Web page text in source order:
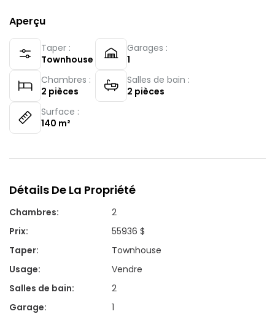
Aperçu
Taper :
Townhouse
Garages :
1
Chambres :
2 pièces
Salles de bain :
2 pièces
Surface :
140 m²
Détails De La Propriété
Chambres:
2
Prix:
55936 $
Taper:
Townhouse
Usage:
Vendre
Salles de bain:
2
Garage: 1